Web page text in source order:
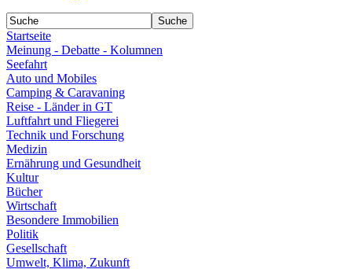
Startseite
Meinung - Debatte - Kolumnen
Seefahrt
Auto und Mobiles
Camping & Caravaning
Reise - Länder in GT
Luftfahrt und Fliegerei
Technik und Forschung
Medizin
Ernährung und Gesundheit
Kultur
Bücher
Wirtschaft
Besondere Immobilien
Politik
Gesellschaft
Umwelt, Klima, Zukunft